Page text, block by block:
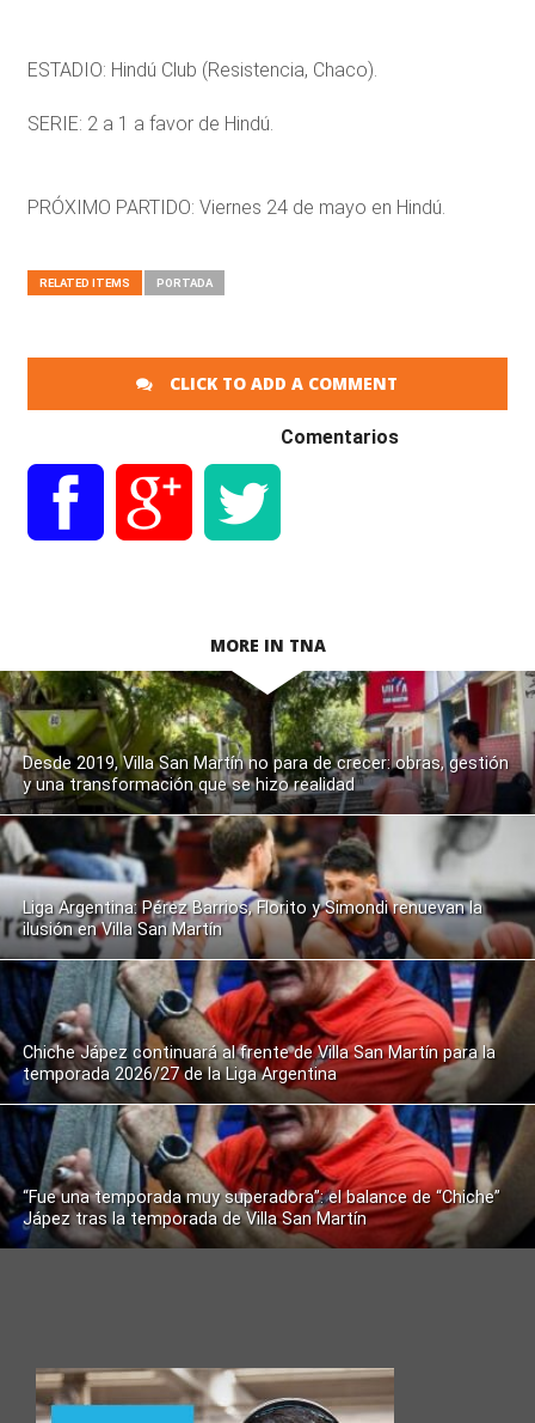
ESTADIO: Hindú Club (Resistencia, Chaco).
SERIE: 2 a 1 a favor de Hindú.
PRÓXIMO PARTIDO: Viernes 24 de mayo en Hindú.
RELATED ITEMS PORTADA
CLICK TO ADD A COMMENT
Comentarios
MORE IN TNA
Desde 2019, Villa San Martín no para de crecer: obras, gestión
y una transformación que se hizo realidad
Liga Argentina: Pérez Barrios, Florito y Simondi renuevan la
ilusión en Villa San Martín
Chiche Jápez continuará al frente de Villa San Martín para la
temporada 2026/27 de la Liga Argentina
“Fue una temporada muy superadora”: el balance de “Chiche”
Jápez tras la temporada de Villa San Martín